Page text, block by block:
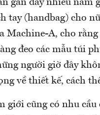
gần đây nhiều nam
tay (handbag) cho
Machine-A, cho
đeo các mẫu túi
người giờ đây
về thiết kế, cách
giới cũng có nhu